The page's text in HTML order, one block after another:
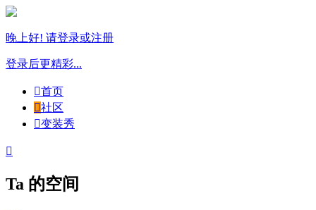
晚上好! 请登录或注册
登录后更精彩...
首页
社区
变装秀

Ta 的空间